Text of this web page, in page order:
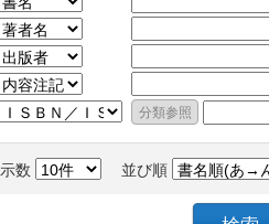
数 並び順